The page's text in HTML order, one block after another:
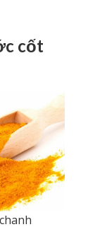
cốt